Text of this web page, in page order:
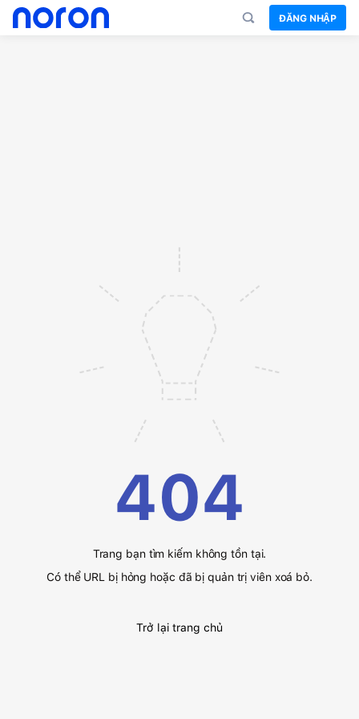
ĐĂNG NHẬP
404
Trang bạn tìm kiếm không tồn tại.
Có thể URL bị hỏng hoặc đã bị quản trị viên xoá bỏ.
Trở lại trang chủ